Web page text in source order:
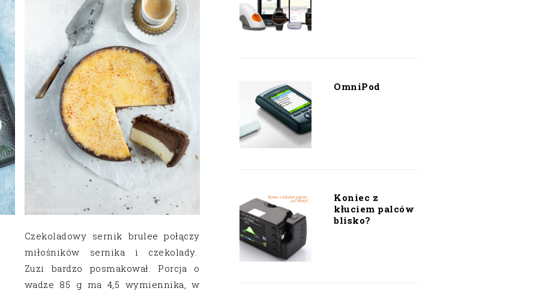
Czekoladowy sernik brulee połączy
miłośników sernika i czekolady.
Zuzi bardzo posmakował. Porcja o
wadze 85 g ma 4,5 wymiennika, w
OmniPod
Koniec z
kłuciem palców
blisko?